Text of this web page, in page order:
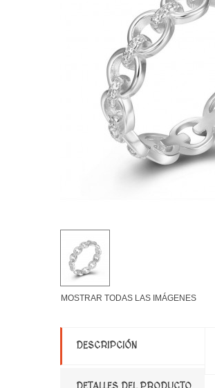
MOSTRAR TODAS LAS IMÁGENES
DESCRIPCIÓN